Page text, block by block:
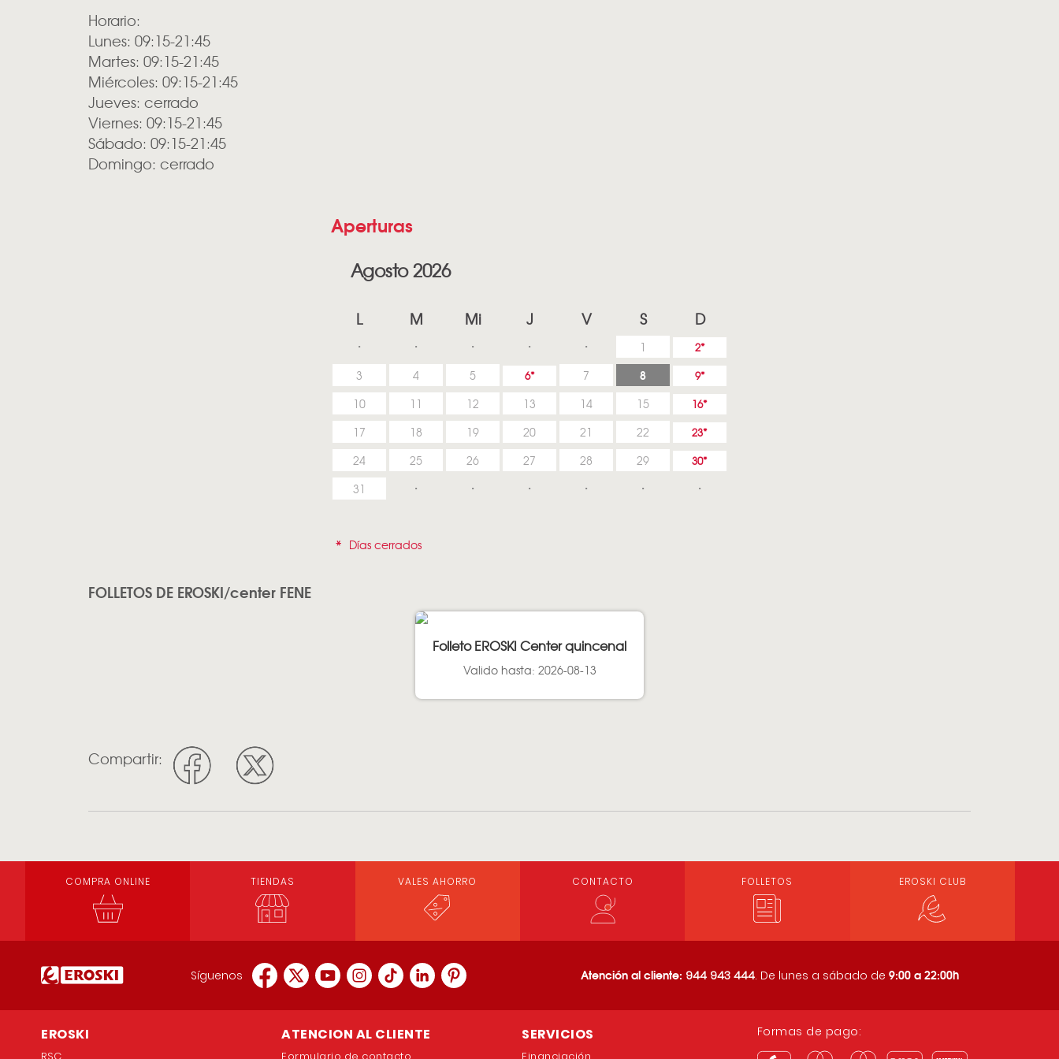
Horario:
Lunes: 09:15-21:45
Martes: 09:15-21:45
Miércoles: 09:15-21:45
Jueves: cerrado
Viernes: 09:15-21:45
Sábado: 09:15-21:45
Domingo: cerrado
Aperturas
Agosto 2026
L M Mi J V S D
1 2
3 4 5 6 7 8 9
10 11 12 13 14 15 16
17 18 19 20 21 22 23
24 25 26 27 28 29 30
31
* Días cerrados
FOLLETOS DE EROSKI/center FENE
Folleto EROSKI Center quincenal
Valido hasta: 2026-08-13
Compartir:
COMPRA ONLINE TIENDAS VALES AHORRO CONTACTO FOLLETOS EROSKI CLUB
Síguenos Atención al cliente: 944 943 444. De lunes a sábado de 9:00 a 22:00h
EROSKI ATENCION AL CLIENTE SERVICIOS Formas de pago: